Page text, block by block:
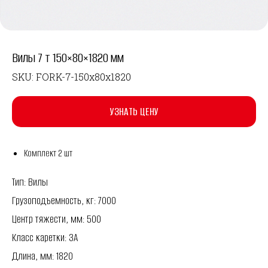
Вилы 7 т 150×80×1820 мм
SKU: FORK-7-150x80x1820
УЗНАТЬ ЦЕНУ
Комплект 2 шт
Тип: Вилы
Грузоподъемность, кг: 7000
Центр тяжести, мм: 500
Класс каретки: 3A
Длина, мм: 1820